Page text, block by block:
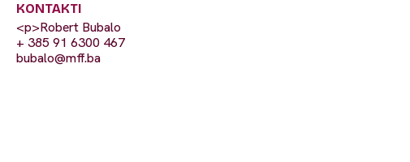
KONTAKTI
<p>Robert Bubalo
+ 385 91 6300 467
bubalo@mff.ba